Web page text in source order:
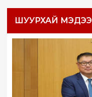
ШУУРХАЙ МЭДЭЭ